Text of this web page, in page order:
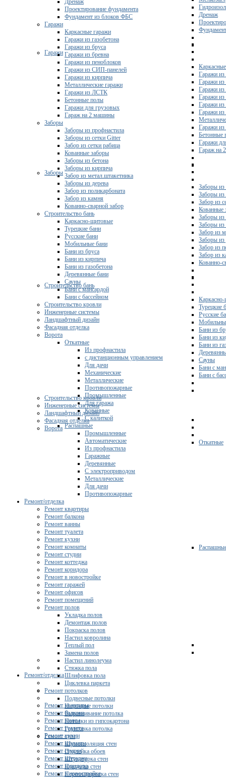
Дренаж
Гаражи
Гаражи из
Гаражи из
Гаражи из
Гаражи из
Гаражи
Гаражи из
Гаражи
Бетонные
Гаражи
Гараж на
Заборы
Заборы из
Заборы из
Забор из
Кованные
Заборы из
Заборы из
Забор из
Заборы из
Забор из
Забор из
Кованно-
Строительство бань
Турецкие
Русские
Бани из
Бани из
Бани из
Сауны
Бани с
Бани с
Строительство кровли
Инженерные системы
Ландшафтный дизайн
Фасадная отделка
Ворота
Откатные
Ремонт/отделка
Ремонт квартиры
Ремонт балкона
Ремонт ванны
Ремонт туалета
Ремонт кухни
Ремонт комнаты
Ремонт студии
Ремонт коттеджа
Ремонт коридора
Ремонт в новостройке
Дренаж
Проектирование фундамента
Фундамент из блоков ФБС
Гаражи
Каркасные гаражи
Гаражи из газобетона
Гаражи из бруса
Гаражи из бревна
Гаражи из пеноблоков
Гаражи из СИП-панелей
Гаражи из кирпича
Металлические гаражи
Гаражи из ЛСТК
Бетонные полы
Гаражи для грузовых
Гараж на 2 машины
Заборы
Заборы из профнастила
Заборы из сетки Gitter
Забор из сетки рабица
Кованные заборы
Заборы из бетона
Заборы из кирпича
Забор из метал.штакетника
Заборы из дерева
Забор из поликарбоната
Забор из камня
Кованно-сварной забор
Строительство бань
Каркасно-щитовые
Турецкие бани
Русские бани
Мобильные бани
Бани из бруса
Бани из кирпича
Бани из газобетона
Деревянные бани
Сауны
Бани с мансардой
Бани с бассейном
Строительство кровли
Инженерные системы
Ландшафтный дизайн
Фасадная отделка
Ворота
Откатные
Из профнастила
с дистанционным управлением
Для дачи
Механические
Металлические
Противопожарные
Промышленные
Для гаража
Кованные
С калиткой
Распашные
Промышленные
Автоматические
Из профнастила
Гаражные
Деревянные
С электроприводом
Металлические
Для дачи
Противопожарные
Ремонт/отделка
Ремонт квартиры
Ремонт балкона
Ремонт ванны
Ремонт туалета
Ремонт кухни
Ремонт комнаты
Ремонт студии
Ремонт коттеджа
Ремонт коридора
Ремонт в новостройке
Ремонт гаражей
Ремонт офисов
Ремонт помещений
Ремонт полов
Укладка полов
Демонтаж полов
Покраска полов
Настил ковролина
Теплый пол
Замена полов
Настил линолеума
Стяжка пола
Шлифовка пола
Циклевка паркета
Ремонт потолков
Подвесные потолки
Натяжные потолки
Выравнивание потолка
Потолки из гипсокартона
Грунтовка потолка
Ремонт стен
Шумоизоляция стен
Поклейка обоев
Штукатурка стен
Покраска стен
Перепланировка стен